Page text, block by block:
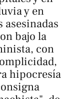
y en
asesinadas
bajo la
con
hipocresía